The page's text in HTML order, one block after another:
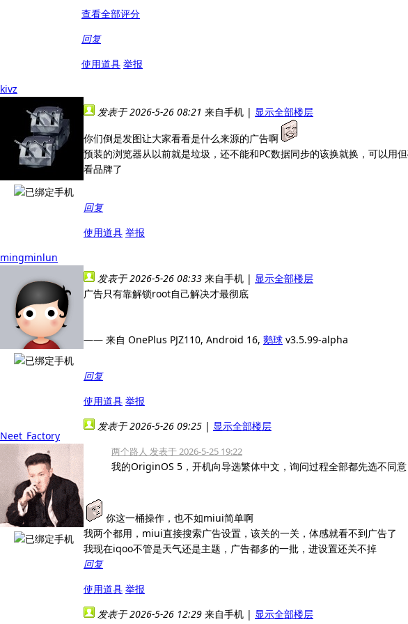
查看全部评分
回复
使用道具 举报
kivz
发表于 2026-5-26 08:21 来自手机 | 显示全部楼层
你们倒是发图让大家看看是什么来源的广告啊
预装的浏览器从以前就是垃圾，还不能和PC数据同步的该换就换，可以
看品牌了
回复
使用道具 举报
mingminlun
发表于 2026-5-26 08:33 来自手机 | 显示全部楼层
广告只有靠解锁root自己解决才最彻底
—— 来自 OnePlus PJZ110, Android 16, 鹅球 v3.5.99-alpha
回复
使用道具 举报
Neet_Factory
发表于 2026-5-26 09:25 | 显示全部楼层
两个路人 发表于 2026-5-25 19:22
我的OriginOS 5，开机向导选繁体中文，询问过程全部都先选不同
你这一桶操作，也不如miui简单啊
我两个都用，miui直接搜索广告设置，该关的一关，体感就看不到广告了
我现在iqoo不管是天气还是主题，广告都多的一批，进设置还关不掉
回复
使用道具 举报
发表于 2026-5-26 12:29 来自手机 | 显示全部楼层